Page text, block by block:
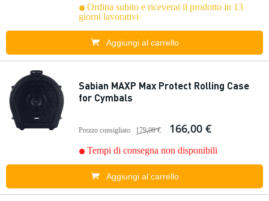
Ordina subito e riceverai il prodotto in 13
giorni lavorativi
Aggiungi al carrello
Sabian MAXP Max Protect Rolling Case
for Cymbals
Prezzo consigliato 179,00 € 166,00 €
Tempi di consegna non disponibili
Aggiungi al carrello